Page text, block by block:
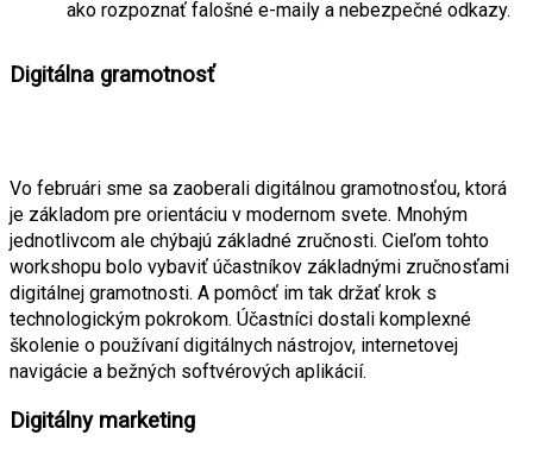
ako rozpoznať falošné e-maily a nebezpečné odkazy.
Digitálna gramotnosť
Vo februári sme sa zaoberali digitálnou gramotnosťou, ktorá
je základom pre orientáciu v modernom svete. Mnohým
jednotlivcom ale chýbajú základné zručnosti. Cieľom tohto
workshopu bolo vybaviť účastníkov základnými zručnosťami
digitálnej gramotnosti. A pomôcť im tak držať krok s
technologickým pokrokom. Účastníci dostali komplexné
školenie o používaní digitálnych nástrojov, internetovej
navigácie a bežných softvérových aplikácií.
Digitálny marketing